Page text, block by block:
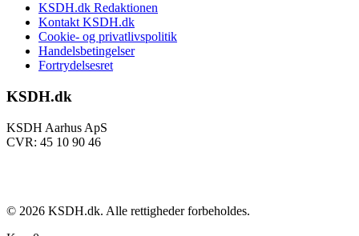
KSDH.dk Redaktionen
Kontakt KSDH.dk
Cookie- og privatlivspolitik
Handelsbetingelser
Fortrydelsesret
KSDH.dk
KSDH Aarhus ApS
CVR: 45 10 90 46
© 2026 KSDH.dk. Alle rettigheder forbeholdes.